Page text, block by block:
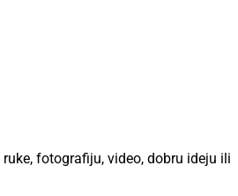
fotografiju, video, dobru ideju ili